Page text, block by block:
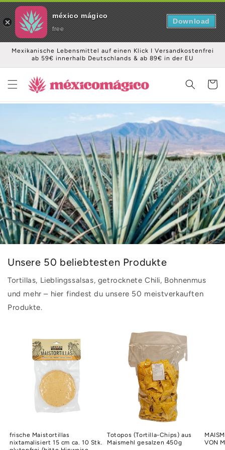
Direkt
zum
Inhalt
Mexikanische Lebensmittel auf einen Klick I Versandkostenfrei
ab 59€ innerhalb Deutschlands & ab 89€ in der EU
Unsere 50 beliebtesten Produkte
Tortillas, Lieblingssalsas, getrocknete Chili, Bohnenmus
und mehr – hier findest du unsere 50 meistverkauften
Produkte.
frische Maistortillas
nixtamalisiert 15 cm ca. 10 Stk.
Totopos (Tortilla-Chips) aus
Maismehl gesalzen 450g
VON
méxico mágico
free
Download